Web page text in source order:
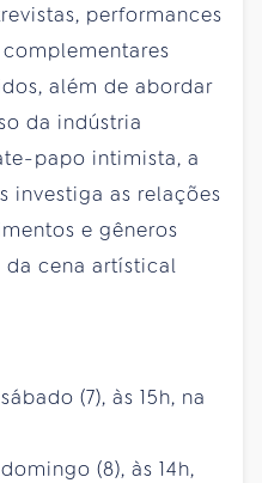
performances
além de abordar
da indústria
papo intimista, a
investiga as relações
e gêneros
da cena artístical
(7), às 15h, na
(8), às 14h,